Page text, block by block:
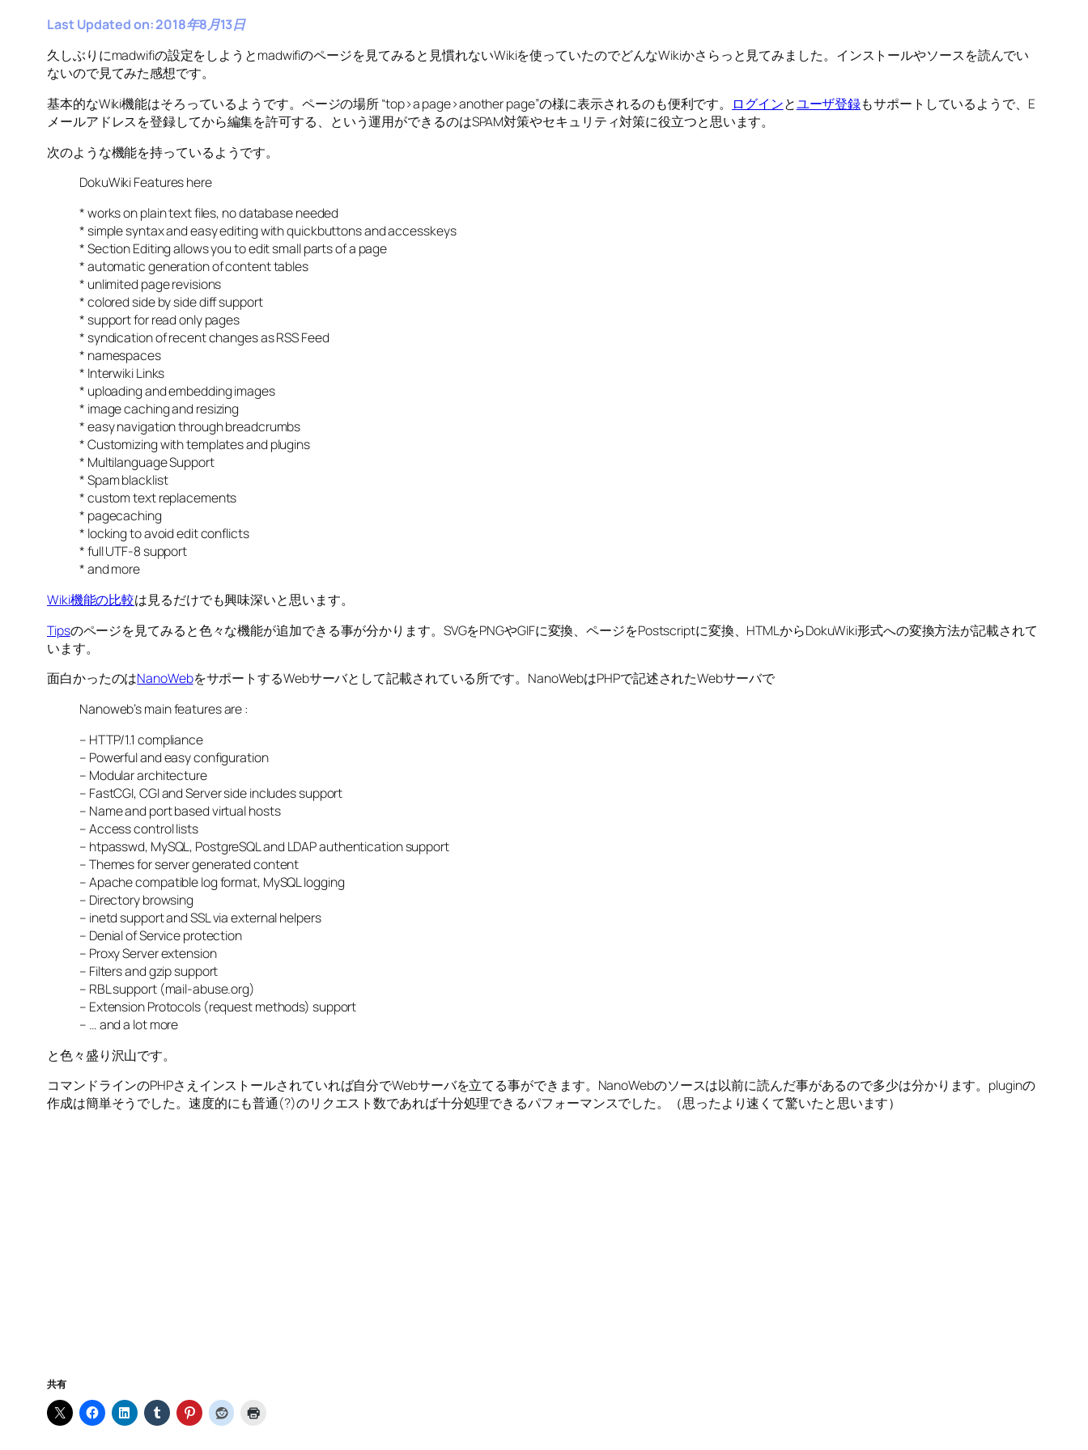
Last Updated on: 2018年8月13日
久しぶりにmadwifiの設定をしようとmadwifiのページを見てみると見慣れないWikiを使っていたのでどんなWikiかさらっと見てみました。インストールやソースを読んでい
ないので見てみた感想です。
基本的なWiki機能はそろっているようです。ページの場所 “top>a page>another page”の様に表示されるのも便利です。
ログインとユーザ登録もサポートしているようで、E
メールアドレスを登録してから編集を許可する、という運用ができるのはSPAM対策やセキュリティ対策に役立つと思います。
次のような機能を持っているようです。
DokuWiki Features here
* works on plain text files, no database needed
* simple syntax and easy editing with quickbuttons and accesskeys
* Section Editing allows you to edit small parts of a page
* automatic generation of content tables
* unlimited page revisions
* colored side by side diff support
* support for read only pages
* syndication of recent changes as RSS Feed
* namespaces
* Interwiki Links
* uploading and embedding images
* image caching and resizing
* easy navigation through breadcrumbs
* Customizing with templates and plugins
* Multilanguage Support
* Spam blacklist
* custom text replacements
* pagecaching
* locking to avoid edit conflicts
* full UTF-8 support
* and more
Wiki機能の比較は見るだけでも興味深いと思います。
Tipsのページを見てみると色々な機能が追加できる事が分かります。SVGをPNGやGIFに変換、ページをPostscriptに変換、HTMLからDokuWiki形式への変換方法が記載されて
います。
面白かったのはNanoWebをサポートするWebサーバとして記載されている所です。NanoWebはPHPで記述されたWebサーバで
Nanoweb’s main features are :
– HTTP/1.1 compliance
– Powerful and easy configuration
– Modular architecture
– FastCGI, CGI and Server side includes support
– Name and port based virtual hosts
– Access control lists
– htpasswd, MySQL, PostgreSQL and LDAP authentication support
– Themes for server generated content
– Apache compatible log format, MySQL logging
– Directory browsing
– inetd support and SSL via external helpers
– Denial of Service protection
– Proxy Server extension
– Filters and gzip support
– RBL support (mail-abuse.org)
– Extension Protocols (request methods) support
– … and a lot more
と色々盛り沢山です。
コマンドラインのPHPさえインストールされていれば自分でWebサーバを立てる事ができます。NanoWebのソースは以前に読んだ事があるので多少は分かります。pluginの
作成は簡単そうでした。速度的にも普通(?)のリクエスト数であれば十分処理できるパフォーマンスでした。（思ったより速くて驚いたと思います）
共有